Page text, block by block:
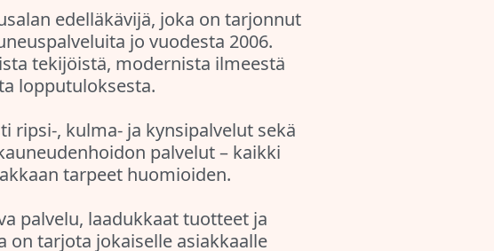
edelläkävijä, joka on tarjonnut
jo vuodesta 2006.
tekijöistä, modernista ilmeestä
lopputuloksesta.
ripsi-, kulma- ja kynsipalvelut sekä
palvelut – kaikki
tarpeet huomioiden.
palvelu, laadukkaat tuotteet ja
on tarjota jokaiselle asiakkaalle